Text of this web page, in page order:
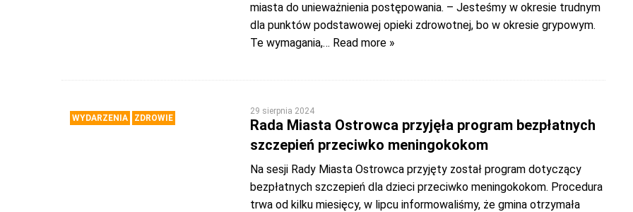
miasta do unieważnienia postępowania. – Jesteśmy w okresie trudnym
dla punktów podstawowej opieki zdrowotnej, bo w okresie grypowym.
Te wymagania,… Read more »
WYDARZENIA ZDROWIE
29 sierpnia 2024
Rada Miasta Ostrowca przyjęła program bezpłatnych
szczepień przeciwko meningokokom
Na sesji Rady Miasta Ostrowca przyjęty został program dotyczący
bezpłatnych szczepień dla dzieci przeciwko meningokokom. Procedura
trwa od kilku miesięcy, w lipcu informowaliśmy, że gmina otrzymała